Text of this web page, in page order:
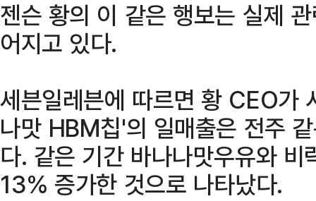
젠슨 황의 이 같은 행보는 실제
어지고 있다.
세븐일레븐에 따르면 황 CEO가
나맛 HBM칩'의 일매출은 전주
다. 같은 기간 바나나맛우유와
13% 증가한 것으로 나타났다.